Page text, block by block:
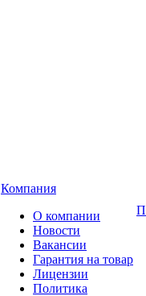
Компания
О компании
Новости
Вакансии
Гарантия на товар
Лицензии
Политика